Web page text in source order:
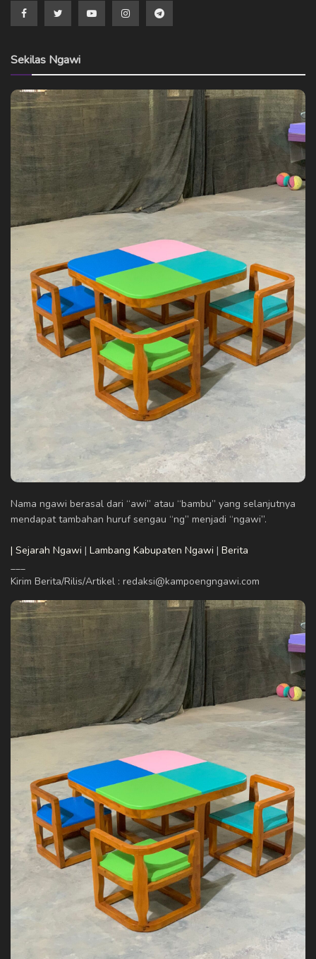
Sekilas Ngawi
Nama ngawi berasal dari “awi” atau “bambu” yang selanjutnya
mendapat tambahan huruf sengau “ng” menjadi “ngawi”.
| Sejarah Ngawi | Lambang Kabupaten Ngawi | Berita
___
Kirim Berita/Rilis/Artikel : redaksi@kampoengngawi.com